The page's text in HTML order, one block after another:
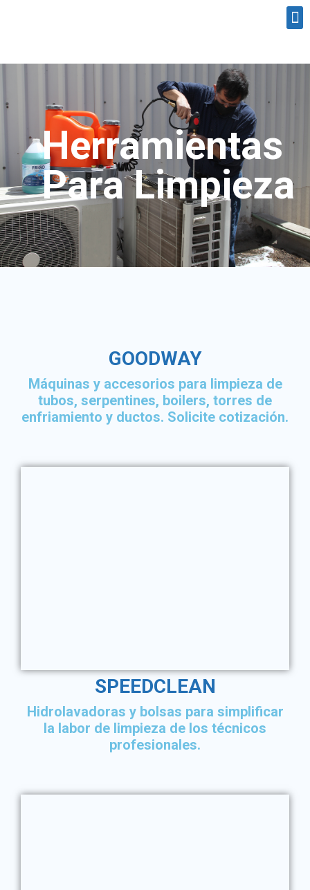
Herramientas
Para Limpieza
GOODWAY
Máquinas y accesorios para limpieza de
tubos, serpentines, boilers, torres de
enfriamiento y ductos. Solicite cotización.
SPEEDCLEAN
Hidrolavadoras y bolsas para simplificar
la labor de limpieza de los técnicos
profesionales.